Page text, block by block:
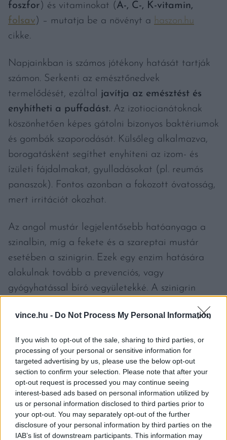
vince.hu - Do Not Process My Personal Information
If you wish to opt-out of the sale, sharing to third parties, or
processing of your personal or sensitive information for
targeted advertising by us, please use the below opt-out
section to confirm your selection. Please note that after your
opt-out request is processed you may continue seeing
interest-based ads based on personal information utilized by
us or personal information disclosed to third parties prior to
your opt-out. You may separately opt-out of the further
disclosure of your personal information by third parties on the
IAB’s list of downstream participants. This information may
foszfor ) és vitaminokat ( A-, C-, K-vitamin,
folsav ) – mutatja be a növényt a haszon.hu
cikke.
Napjainkban is számos jótékony hatását tartják
számon. Serkenti az emésztőnedvek
termelődését, ezáltal javítja az emésztést és
enyhítheti a puffadást. Az izotiocianátoknak
köszönhetően képes gátolni bizonyos baktériumok
és gombák szaporodását. Külsőleg alkalmazva,
borogatásként segíthet enyhíteni az izom- és
ízületi fájdalmakat, gyulladásokat (pl. reumás
panaszok). Fontos azonban a fokozott óvatosság,
mert irritációt okozhat.
Az angol mustár legjelentősebb hatóanyaga a
szinalbin, míg a fekete és a szareptai mustár
esetében a szinigrin. Ezek egy enzim hatására
alakulnak tovább a prevenciós, vagy
gyógyhatással bíró vegyületekké. A szinigrin
antibakteriális és előmozdítja a seb bezáródását.
felületi és a mélyebb rétegekben isfokozza a
vérkeringést,csökkenti az ízületi és az
izomfájdalmakat, továbbá képes oldani
simaizom görcsöket.A tradicionális kínai
gyógyászat köhögés, meghűlés, mellkasi
fájdalmak gyógyítására használja, mivel